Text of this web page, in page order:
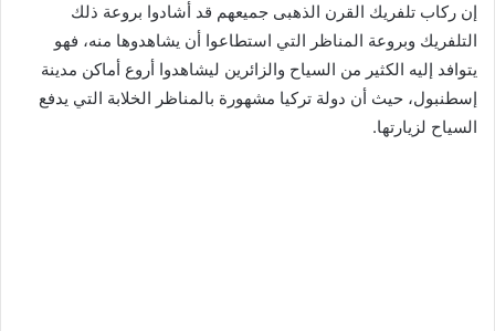
إن ركاب تلفريك القرن الذهبى جميعهم قد أشادوا بروعة ذلك
التلفريك وبروعة المناظر التي استطاعوا أن يشاهدوها منه، فهو
يتوافد إليه الكثير من السياح والزائرين ليشاهدوا أروع أماكن مدينة
إسطنبول، حيث أن دولة تركيا مشهورة بالمناظر الخلابة التي يدفع
السياح لزيارتها.